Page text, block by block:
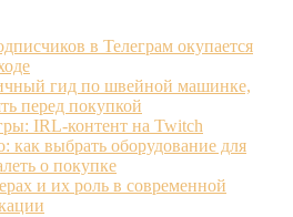
в Телеграм окупается
гид по швейной машинке,
перед покупкой
IRL‐контент на Twitch
как выбрать оборудование для
о покупке
и их роль в современной